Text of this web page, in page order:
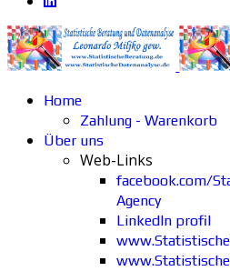
Home
Zahlung - Warenkorb
Über uns
Web-Links
facebook.com/
Agency
LinkedIn profil